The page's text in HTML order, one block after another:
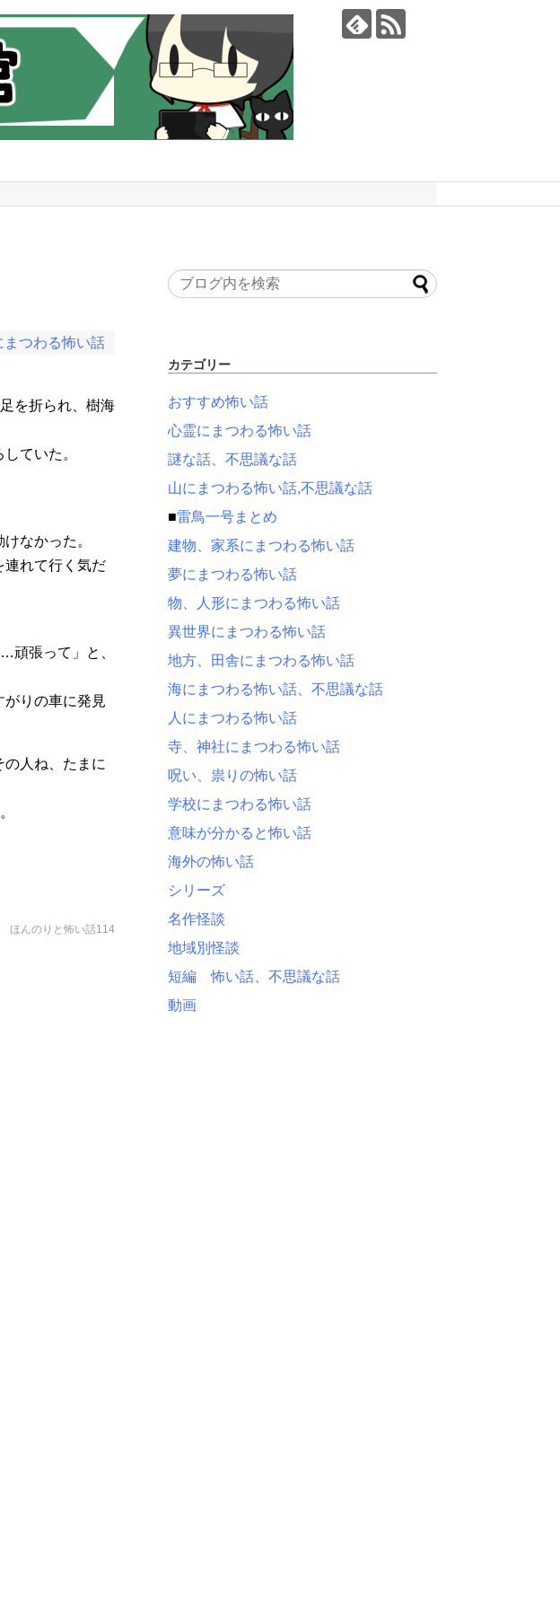
まつわる怖い話
を折られ、樹海
ていた。
なかった。
連れて行く気だ
頑張って」と、
がりの車に発見
人ね、たまに
ほんのりと怖い話114
カテゴリー
おすすめ怖い話
心霊にまつわる怖い話
謎な話、不思議な話
山にまつわる怖い話,不思議な話
■雷鳥一号まとめ
建物、家系にまつわる怖い話
夢にまつわる怖い話
物、人形にまつわる怖い話
異世界にまつわる怖い話
地方、田舎にまつわる怖い話
海にまつわる怖い話、不思議な話
人にまつわる怖い話
寺、神社にまつわる怖い話
呪い、祟りの怖い話
学校にまつわる怖い話
意味が分かると怖い話
海外の怖い話
シリーズ
名作怪談
地域別怪談
短編 怖い話、不思議な話
動画